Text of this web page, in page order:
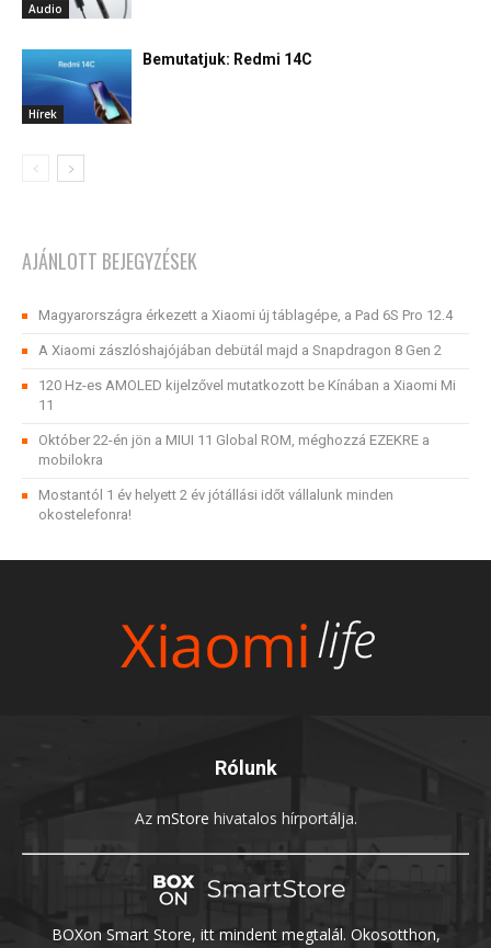
Audio
Hírek
Bemutatjuk: Redmi 14C
AJÁNLOTT BEJEGYZÉSEK
Magyarországra érkezett a Xiaomi új táblagépe, a Pad 6S Pro 12.4
A Xiaomi zászlóshajójában debütál majd a Snapdragon 8 Gen 2
120 Hz-es AMOLED kijelzővel mutatkozott be Kínában a Xiaomi Mi
11
Október 22-én jön a MIUI 11 Global ROM, méghozzá EZEKRE a
mobilokra
Mostantól 1 év helyett 2 év jótállási időt vállalunk minden
okostelefonra!
Rólunk
Az mStore hivatalos hírportálja.
BOXon Smart Store, itt mindent megtalál. Okosotthon,